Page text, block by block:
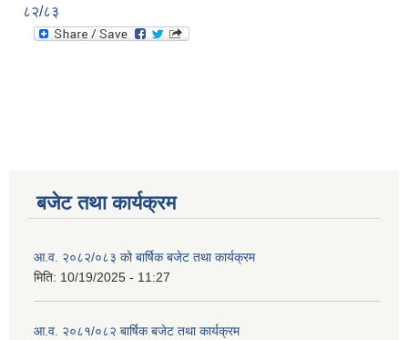
८२/८३
बजेट तथा कार्यक्रम
आ.व. २०८२/०८३ को बार्षिक बजेट तथा कार्यक्रम
मिति: 10/19/2025 - 11:27
आ.व. २०८१/०८२ बार्षिक बजेट तथा कार्यक्रम